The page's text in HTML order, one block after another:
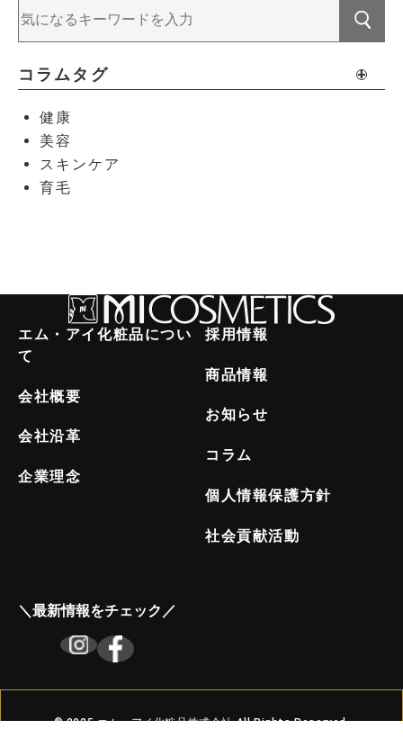
コラムタグ
健康
美容
スキンケア
育毛
エム・アイ化粧品につい
て
会社概要
会社沿革
企業理念
採用情報
商品情報
お知らせ
コラム
個人情報保護方針
社会貢献活動
＼最新情報をチェック／
© 2025 エム・アイ化粧品株式会社 All Rights Reserved.